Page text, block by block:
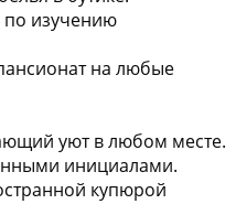
изучению
на любые
уют в любом месте.
инициалами.
купюрой